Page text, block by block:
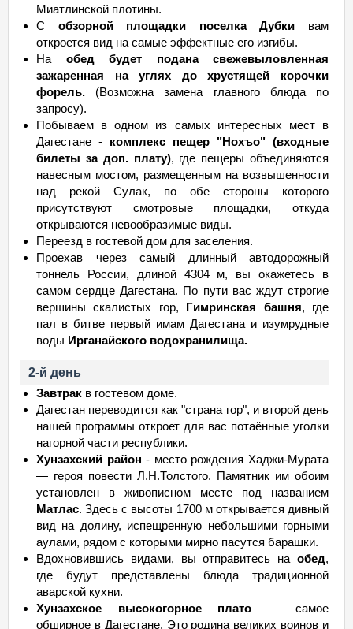
Миатлинской плотины.
С обзорной площадки поселка Дубки вам
откроется вид на самые эффектные его изгибы.
На обед будет подана свежевыловленная
зажаренная на углях до хрустящей корочки
форель. (Возможна замена главного блюда по
запросу).
Побываем в одном из самых интересных мест в
Дагестане - комплекс пещер "Нохъо" (входные
билеты за доп. плату), где пещеры объединяются
навесным мостом, размещенным на возвышенности
над рекой Сулак, по обе стороны которого
присутствуют смотровые площадки, откуда
открываются невообразимые виды.
Переезд в гостевой дом для заселения.
Проехав через самый длинный автодорожный
тоннель России, длиной 4304 м, вы окажетесь в
самом сердце Дагестана. По пути вас ждут строгие
вершины скалистых гор, Гимринская башня, где
пал в битве первый имам Дагестана и изумрудные
воды Ирганайского водохранилища.
2-й день
Завтрак в гостевом доме.
Дагестан переводится как "страна гор", и второй день
нашей программы откроет для вас потаённые уголки
нагорной части республики.
Хунзахский район - место рождения Хаджи-Мурата
— героя повести Л.Н.Толстого. Памятник им обоим
установлен в живописном месте под названием
Матлас. Здесь с высоты 1700 м открывается дивный
вид на долину, испещренную небольшими горными
аулами, рядом с которыми мирно пасутся барашки.
Вдохновившись видами, вы отправитесь на обед,
где будут представлены блюда традиционной
аварской кухни.
Хунзахское высокогорное плато — самое
обширное в Дагестане. Это родина великих воинов и